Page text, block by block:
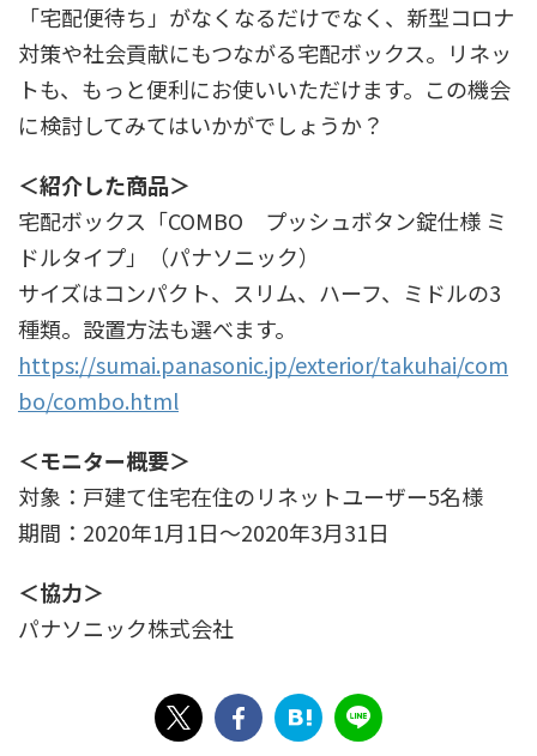
「宅配便待ち」がなくなるだけでなく、新型コロナ
対策や社会貢献にもつながる宅配ボックス。リネッ
トも、もっと便利にお使いいただけます。この機会
に検討してみてはいかがでしょうか？
＜紹介した商品＞
宅配ボックス「COMBO プッシュボタン錠仕様 ミ
ドルタイプ」（パナソニック）
サイズはコンパクト、スリム、ハーフ、ミドルの3
種類。設置方法も選べます。
https://sumai.panasonic.jp/exterior/takuhai/com
bo/combo.html
＜モニター概要＞
対象：戸建て住宅在住のリネットユーザー5名様
期間：2020年1月1日〜2020年3月31日
＜協力＞
パナソニック株式会社